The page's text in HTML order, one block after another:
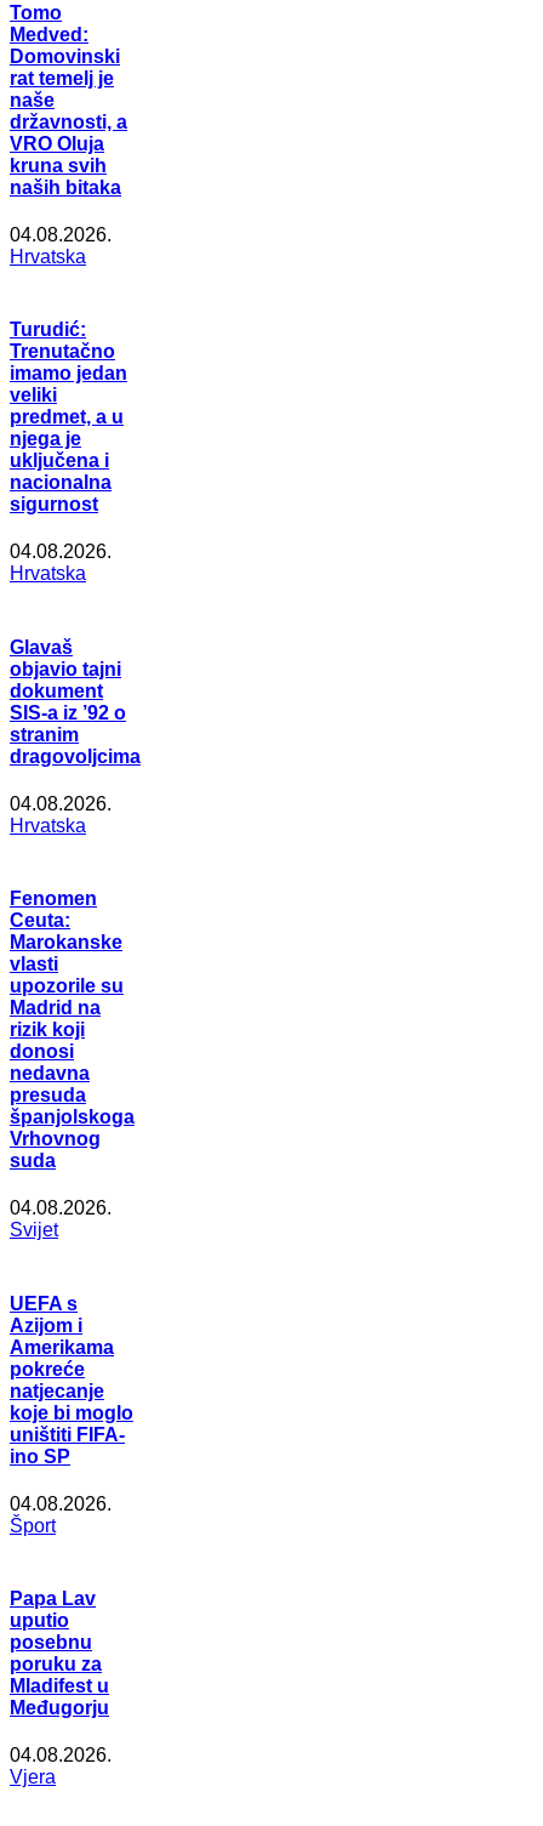
Tomo
Medved:
Domovinski
rat temelj je
naše
državnosti, a
VRO Oluja
kruna svih
naših bitaka
04.08.2026.
Hrvatska
Turudić:
Trenutačno
imamo jedan
veliki
predmet, a u
njega je
uključena i
nacionalna
sigurnost
04.08.2026.
Hrvatska
Glavaš
objavio tajni
dokument
SIS-a iz ’92 o
stranim
dragovoljcima
04.08.2026.
Hrvatska
Fenomen
Ceuta:
Marokanske
vlasti
upozorile su
Madrid na
rizik koji
donosi
nedavna
presuda
španjolskoga
Vrhovnog
suda
04.08.2026.
Svijet
UEFA s
Azijom i
Amerikama
pokreće
natjecanje
koje bi moglo
uništiti FIFA-
ino SP
04.08.2026.
Šport
Papa Lav
uputio
posebnu
poruku za
Mladifest u
Međugorju
04.08.2026.
Vjera